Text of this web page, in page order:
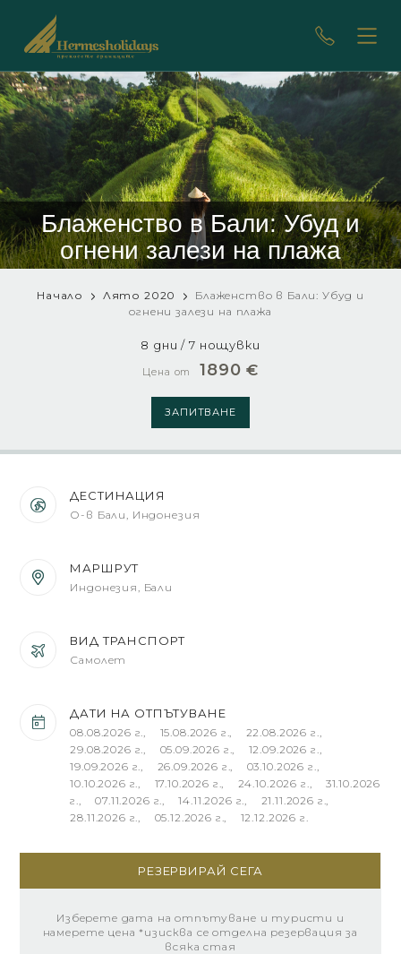
Блаженство в Бали: Убуд и
огнени залези на плажа
Начало Лято 2020
Блаженство в Бали: Убуд и
огнени залези на плажа
8 дни / 7 нощувки
Цена от 1890 €
ЗАПИТВАНЕ
ДЕСТИНАЦИЯ
О-в Бали, Индонезия
МАРШРУТ
Индонезия, Бали
ВИД ТРАНСПОРТ
Самолет
ДАТИ НА ОТПЪТУВАНЕ
08.08.2026 г., 15.08.2026 г., 22.08.2026 г.,
29.08.2026 г., 05.09.2026 г., 12.09.2026 г.,
19.09.2026 г., 26.09.2026 г., 03.10.2026 г.,
10.10.2026 г., 17.10.2026 г., 24.10.2026 г., 31.10.2026
г., 07.11.2026 г., 14.11.2026 г., 21.11.2026 г.,
28.11.2026 г., 05.12.2026 г., 12.12.2026 г.
РЕЗЕРВИРАЙ СЕГА
Изберете дата на отпътуване и туристи и
намерете цена *изисква се отделна резервация за
всяка стая